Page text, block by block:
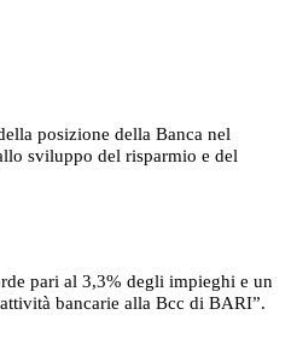
posizione della Banca nel
sviluppo del risparmio e del
pari al 3,3% degli impieghi e un
bancarie alla Bcc di BARI”.